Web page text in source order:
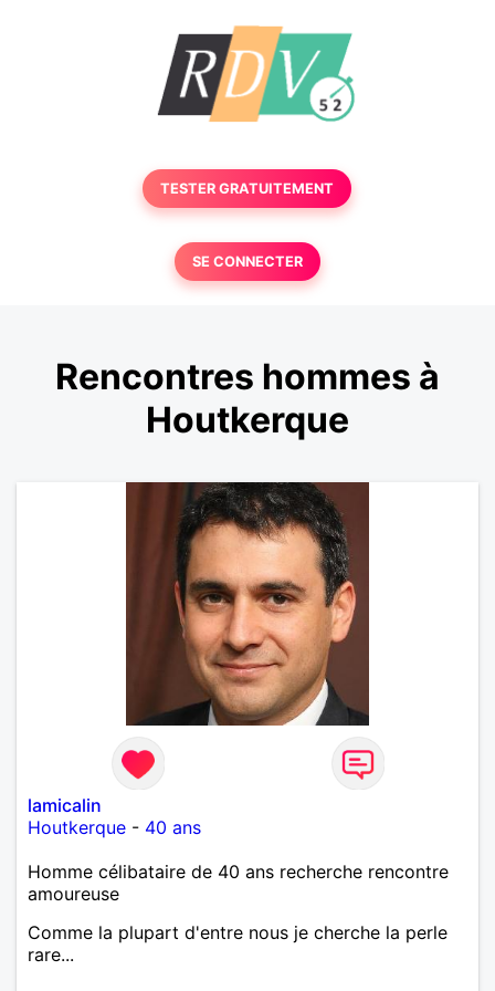
TESTER GRATUITEMENT
SE CONNECTER
Rencontres hommes à
Houtkerque
lamicalin
Houtkerque - 40 ans
Homme célibataire de 40 ans recherche rencontre
amoureuse
Comme la plupart d'entre nous je cherche la perle
rare...